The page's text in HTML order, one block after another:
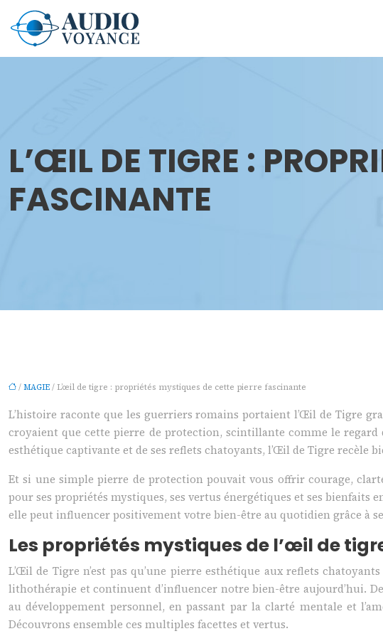
L’ŒIL DE TIGRE :
FASCINANTE
/ MAGIE / L’œil de tigre : propriétés mystiques de cette pierre fascinante
L’histoire raconte que les guerriers romains portaient l’Œil de Tigre
croyaient que cette pierre de protection, scintillante comme le
esthétique captivante et de ses reflets chatoyants, l’Œil de Tigre recèle
Et si une simple pierre de protection pouvait vous offrir courage,
pour ses propriétés mystiques, ses vertus énergétiques et ses
elle peut influencer positivement votre bien-être au quotidien grâce à
Les propriétés mystiques de l’œil de
L’Œil de Tigre n’est pas qu’une pierre esthétique aux reflets
lithothérapie et continuent d’influencer notre bien-être aujourd’hui.
au développement personnel, en passant par la clarté mentale et
Découvrons ensemble ces multiples facettes et vertus.